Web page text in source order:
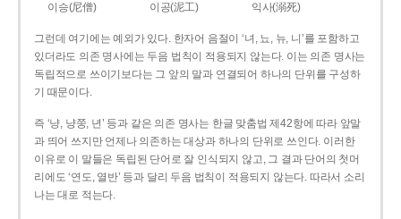
이승(尼僧)
이공(泥工) 익사(溺死)
그런데 여기에는 예외가 있다. 한자어 음절이 ‘녀, 뇨, 뉴, 니’를 포함하고
있더라도 의존 명사에는 두음 법칙이 적용되지 않는다. 이는 의존 명사는
독립적으로 쓰이기보다는 그 앞의 말과 연결되어 하나의 단위를 구성하
기 때문이다.
즉 ‘냥, 냥쭝, 년’ 등과 같은 의존 명사는 한글 맞춤법 제42항에 따라 앞말
과 띄어 쓰지만 언제나 의존하는 대상과 하나의 단위로 쓰인다. 이러한
이유로 이 말들은 독립된 단어로 잘 인식되지 않고, 그 결과 단어의 첫머
리에도 ‘연도, 열반’ 등과 달리 두음 법칙이 적용되지 않는다. 따라서 소리
나는 대로 적는다.